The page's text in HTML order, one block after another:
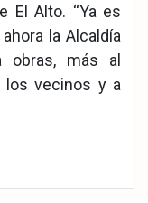
El Alto. “Ya es
la Alcaldía
obras, más al
los vecinos y a